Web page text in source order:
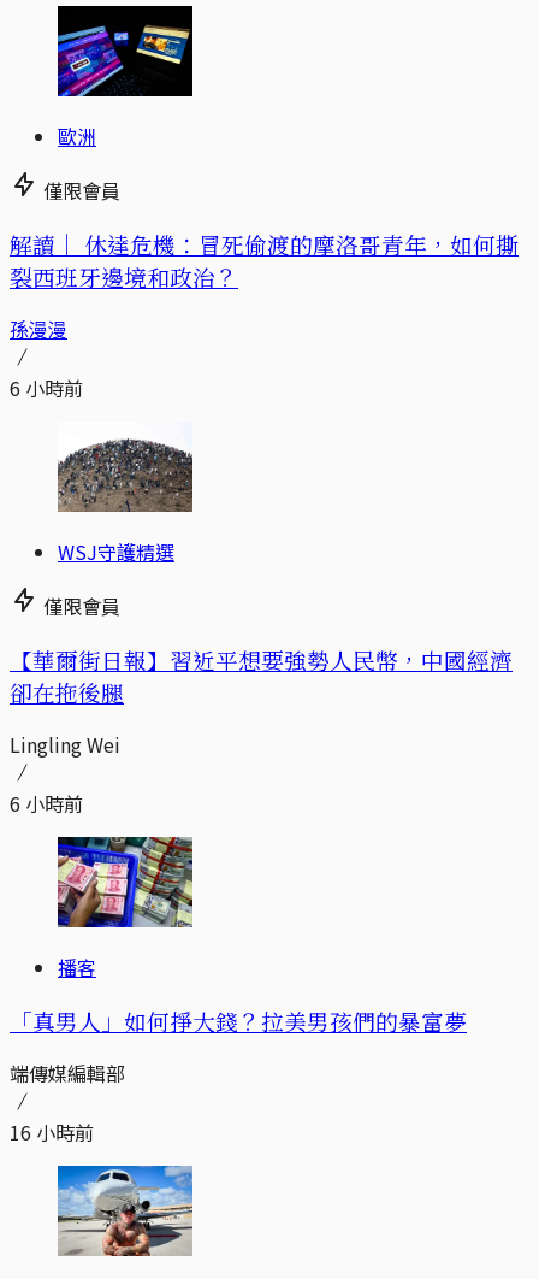
歐洲
僅限會員
解讀｜ 休達危機：冒死偷渡的摩洛哥青年，如何撕
裂西班牙邊境和政治？
孫漫漫
6 小時前
WSJ守護精選
僅限會員
【華爾街日報】習近平想要強勢人民幣，中國經濟
卻在拖後腿
Lingling Wei
6 小時前
播客
「真男人」如何掙大錢？拉美男孩們的暴富夢
端傳媒編輯部
16 小時前